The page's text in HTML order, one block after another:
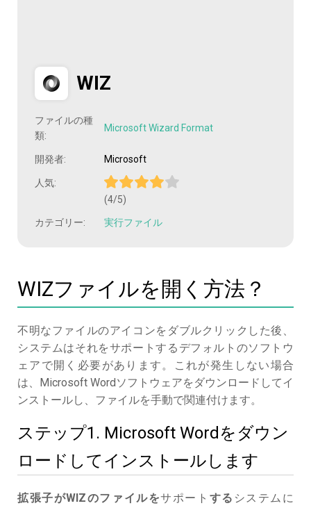
WIZ
ファイルの種
類:
Microsoft Wizard Format
開発者: Microsoft
人気:
(4/5)
カテゴリー: 実行ファイル
WIZファイルを開く方法？
不明なファイルのアイコンをダブルクリックした後、
システムはそれをサポートするデフォルトのソフトウ
ェアで開く必要があります。これが発生しない場合
は、Microsoft Wordソフトウェアをダウンロードしてイ
ンストールし、ファイルを手動で関連付けます。
ステップ1. Microsoft Wordをダウン
ロードしてインストールします
拡張子がWIZのファイルをサポート する システムに